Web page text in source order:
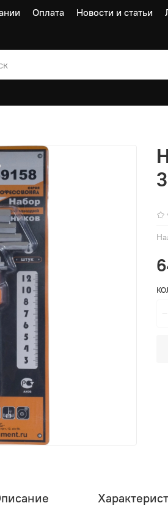
Оплата Новости и статьи